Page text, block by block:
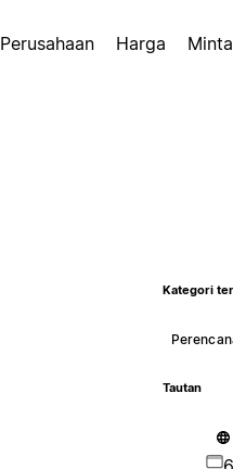
Perusahaan Harga
Kategori
Tautan